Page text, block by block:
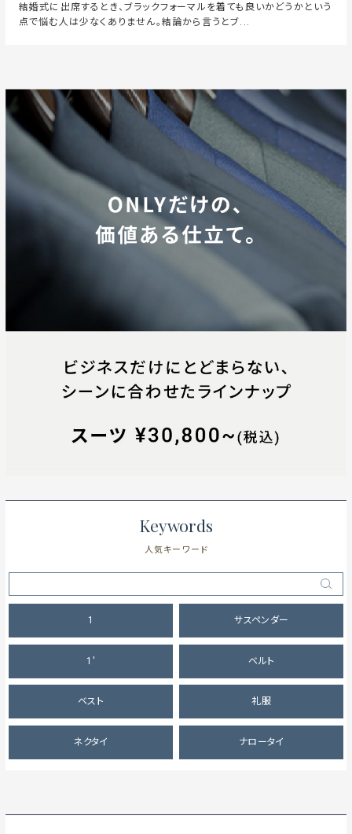
結婚式に出席するとき、ブラックフォーマルを着ても良いかどうかという
点で悩む人は少なくありません。結論から言うとブ...
Keywords
人気キーワード
1 サスペンダー
1' ベルト
ベスト 礼服
ネクタイ ナロータイ